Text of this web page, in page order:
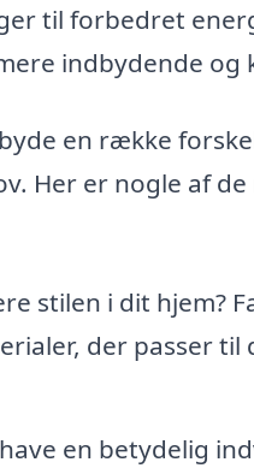
til forbedret
indbydende og
en række
Her er nogle af
stilen i dit hjem?
der passer til
en betydelig